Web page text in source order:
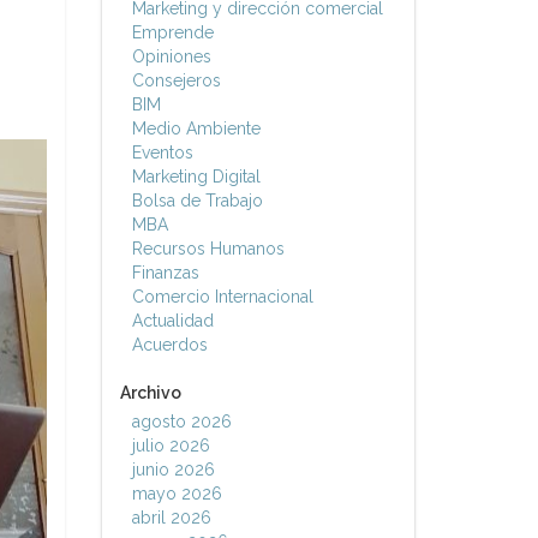
Marketing y dirección comercial
Emprende
Opiniones
Consejeros
BIM
Medio Ambiente
Eventos
Marketing Digital
Bolsa de Trabajo
MBA
Recursos Humanos
Finanzas
Comercio Internacional
Actualidad
Acuerdos
Archivo
agosto 2026
julio 2026
junio 2026
mayo 2026
abril 2026